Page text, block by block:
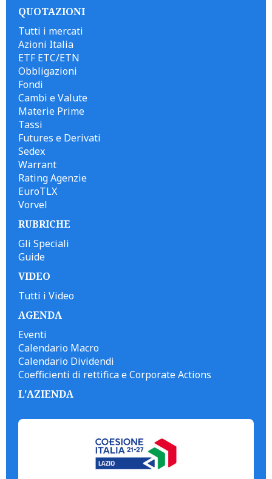
QUOTAZIONI
Tutti i mercati
Azioni Italia
ETF ETC/ETN
Obbligazioni
Fondi
Cambi e Valute
Materie Prime
Tassi
Futures e Derivati
Sedex
Warrant
Rating Agenzie
EuroTLX
Vorvel
RUBRICHE
Gli Speciali
Guide
VIDEO
Tutti i Video
AGENDA
Eventi
Calendario Macro
Calendario Dividendi
Coefficienti di rettifica e Corporate Actions
L'AZIENDA